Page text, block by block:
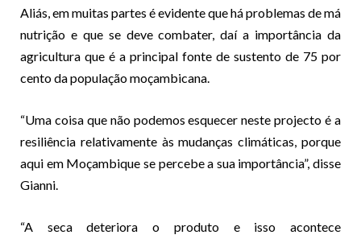
Aliás, em muitas partes é evidente que há problemas de má
nutrição e que se deve combater, daí a importância da
agricultura que é a principal fonte de sustento de 75 por
cento da população moçambicana.
“Uma coisa que não podemos esquecer neste projecto é a
resiliência relativamente às mudanças climáticas, porque
aqui em Moçambique se percebe a sua importância”, disse
Gianni.
“A seca deteriora o produto e isso acontece